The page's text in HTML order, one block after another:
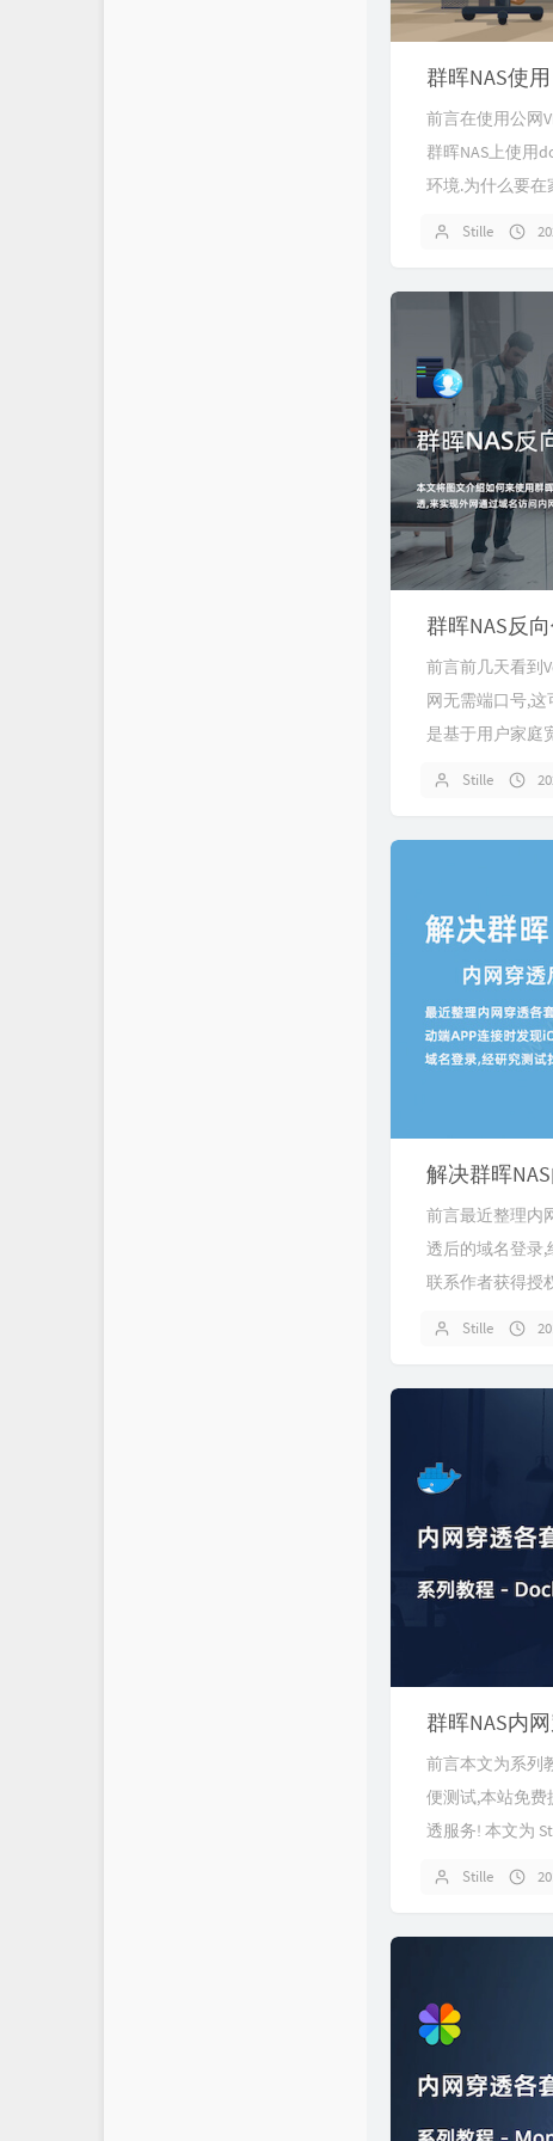
群晖NAS使
前言在使用公网
群晖NAS上使用
环境.为什么要在
Stille
群晖NAS反
前言前几天看到
网无需端口号,
是基于用户家庭
Stille
解决群晖
前言最近整理内
透后的域名登录,
联系作者获得授
Stille
群晖NAS内
前言本文为系列
便测试,本站免
透服务! 本文为
Stille